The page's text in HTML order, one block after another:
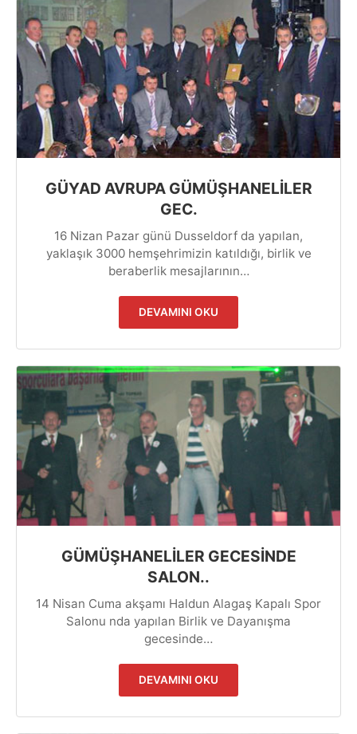
GÜYAD AVRUPA GÜMÜŞHANELİLER
GEC.
16 Nizan Pazar günü Dusseldorf da yapılan,
yaklaşık 3000 hemşehrimizin katıldığı, birlik ve
beraberlik mesajlarının…
DEVAMINI OKU
GÜMÜŞHANELİLER GECESİNDE
SALON..
14 Nisan Cuma akşamı Haldun Alagaş Kapalı Spor
Salonu nda yapılan Birlik ve Dayanışma
gecesinde…
DEVAMINI OKU